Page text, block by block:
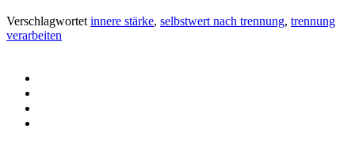
Verschlagwortet innere stärke, selbstwert nach trennung, trennung
verarbeiten